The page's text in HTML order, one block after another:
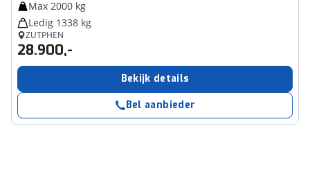
Max 2000 kg
Ledig 1338 kg
ZUTPHEN
28.900,-
Bekijk details
Bel aanbieder